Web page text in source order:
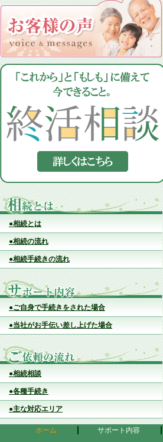
●相続とは
●相続の流れ
●相続手続きの流れ
●ご自身で手続きをされた場合
●当社がお手伝い差し上げた場合
●相続相談
●各種手続き
●主な対応エリア
ホーム サポート内容